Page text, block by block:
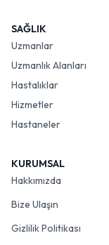
SAĞLIK
Uzmanlar
Uzmanlık Alanları
Hastalıklar
Hizmetler
Hastaneler
KURUMSAL
Hakkımızda
Bize Ulaşın
Gizlilik Politikası